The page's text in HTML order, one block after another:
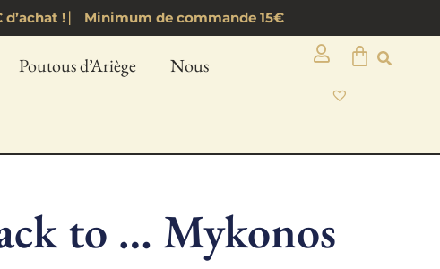
! ⎸ Minimum de commande 15€
Poutous d’Ariège Nous
to … Mykonos